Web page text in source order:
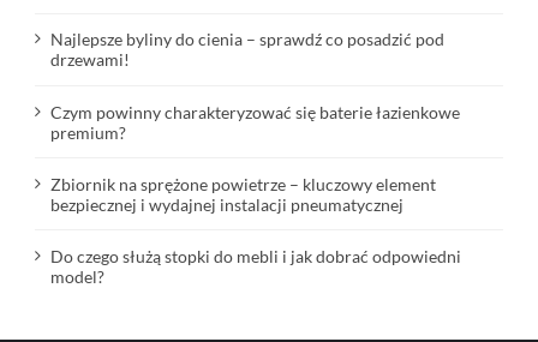
Najlepsze byliny do cienia – sprawdź co posadzić pod
drzewami!
Czym powinny charakteryzować się baterie łazienkowe
premium?
Zbiornik na sprężone powietrze – kluczowy element
bezpiecznej i wydajnej instalacji pneumatycznej
Do czego służą stopki do mebli i jak dobrać odpowiedni
model?